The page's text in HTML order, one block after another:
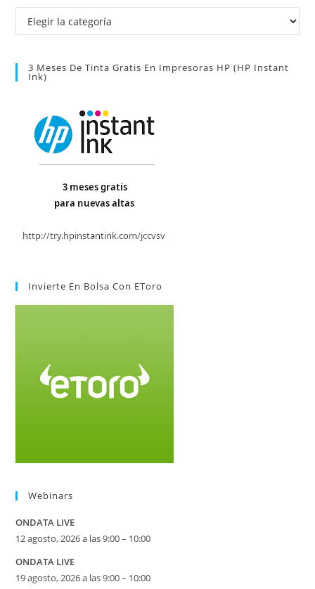
Categorías
3 Meses De Tinta Gratis En Impresoras HP (HP Instant
Ink)
Invierte En Bolsa Con EToro
Webinars
ONDATA LIVE
12 agosto, 2026 a las 9:00 – 10:00
ONDATA LIVE
19 agosto, 2026 a las 9:00 – 10:00